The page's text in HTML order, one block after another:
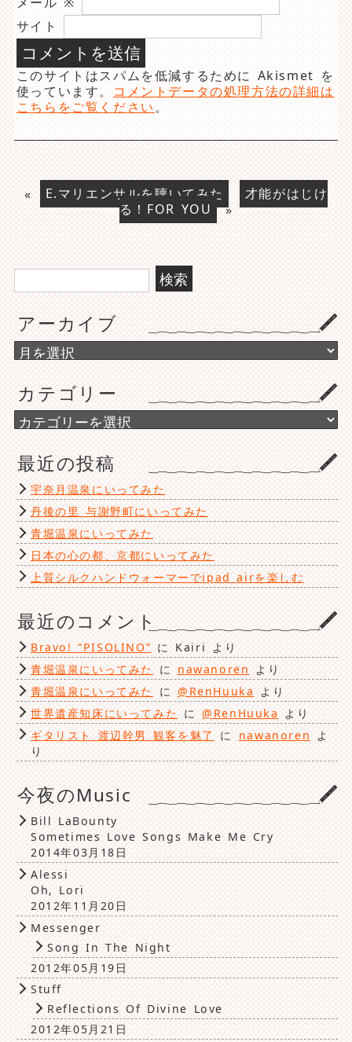
サイト
このサイトはスパムを低減するために Akismet を
使っています。 コメントデータの処理方法の詳細は
こちらをご覧ください。
« E.マリエンサルを聴いてみた
才能がはじけ
る！FOR YOU »
検
索:
アーカイブ
ア
ー
イ
ブ
カテゴリー
カ
テ
リ
ー
最近の投稿
宇奈月温泉にいってみた
丹後の里 与謝野町にいってみた
青堀温泉にいってみた
日本の心の都、京都にいってみた
上質シルクハンドウォーマーでipad airを楽しむ
最近のコメント
Bravo! “PISOLINO” に Kairi より
青堀温泉にいってみた
に nawanoren より
青堀温泉にいってみた
に @RenHuuka より
世界遺産知床にいってみた に@RenHuuka
より
ギタリスト 渡辺幹男 観客を魅了
に nawanoren
よ
り
今夜のMusic
Bill LaBounty
Sometimes Love Songs Make Me Cry
2014年03月18日
Alessi
Oh, Lori
2012年11月20日
Messenger
Song In The Night
2012年05月19日
Stuff
Reflections Of Divine Love
2012年05月21日